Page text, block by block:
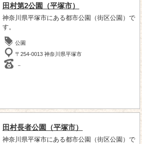
田村第2公園（平塚市）
神奈川県平塚市にある都市公園（街区公園）で
す。
公園
〒254-0013 神奈川県平塚市
－
田村長者公園（平塚市）
神奈川県平塚市にある都市公園（街区公園）で